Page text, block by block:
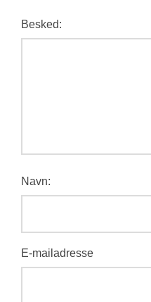
Besked:
Navn:
E-mailadresse